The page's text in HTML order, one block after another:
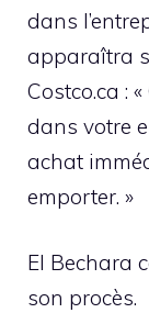
dans
apparaîtra
Costco.ca :
dans votre
achat
emporter. »
El Bechara
son procès.